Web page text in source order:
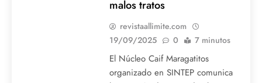
malos tratos
revistaallimite.com
19/09/2025
0 7 minutos
El Núcleo Caif Maragatitos
organizado en SINTEP comunica